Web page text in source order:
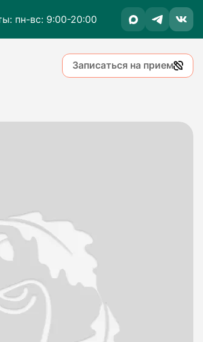
пн-вс: 9:00-20:00
Записаться на прием